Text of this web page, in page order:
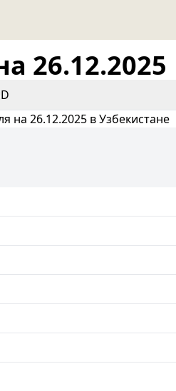
26.12.2025
на 26.12.2025 в Узбекистане